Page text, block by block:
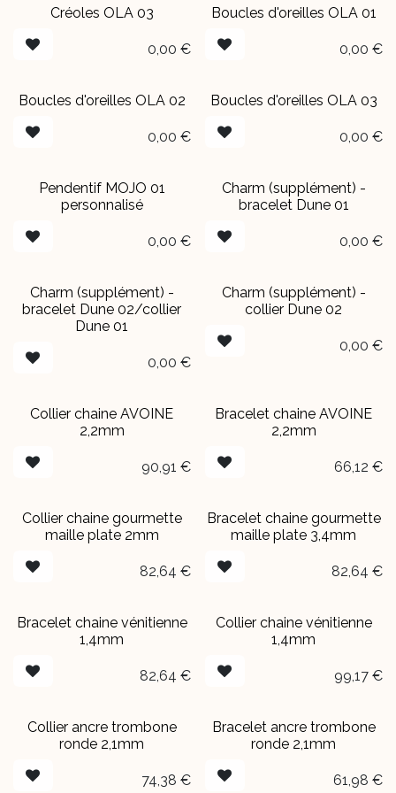
Créoles OLA 03
0,00 €
Boucles d'oreilles OLA 01
0,00 €
Boucles d'oreilles OLA 02
0,00 €
Boucles d'oreilles OLA 03
0,00 €
Pendentif MOJO 01
personnalisé
0,00 €
EN BOUTIQUE
Charm (supplément) -
bracelet Dune 01
0,00 €
EN BOUTIQUE
Charm (supplément) -
bracelet Dune 02/collier
Dune 01
0,00 €
EN BOUTIQUE
Charm (supplément) -
collier Dune 02
0,00 €
Collier chaine AVOINE
2,2mm
90,91 €
Bracelet chaine AVOINE
2,2mm
66,12 €
Collier chaine gourmette
maille plate 2mm
82,64 €
Bracelet chaine gourmette
maille plate 3,4mm
82,64 €
Bracelet chaine vénitienne
1,4mm
82,64 €
Collier chaine vénitienne
1,4mm
99,17€
Collier ancre trombone
ronde 2,1mm
74,38 €
Bracelet ancre trombone
ronde 2,1mm
61,98 €